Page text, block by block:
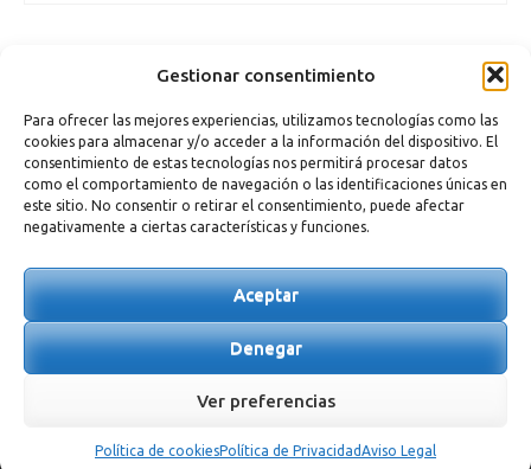
Gestionar consentimiento
Para ofrecer las mejores experiencias, utilizamos tecnologías como las
cookies para almacenar y/o acceder a la información del dispositivo. El
consentimiento de estas tecnologías nos permitirá procesar datos
como el comportamiento de navegación o las identificaciones únicas en
este sitio. No consentir o retirar el consentimiento, puede afectar
negativamente a ciertas características y funciones.
Aceptar
Denegar
Ver preferencias
Política de cookiesPolítica de PrivacidadAviso Legal
DISEÑADO PORALBA CIORDIA| DESARROLLADO POR
TRIXMA|POLÍTICA DE PRIVACIDAD|AVISO LEGAL|
POLÍTICA DE COOKIES